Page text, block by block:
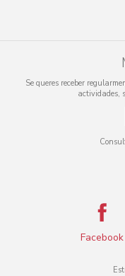
Se queres receber
actividades,
Facebook